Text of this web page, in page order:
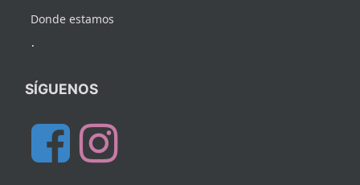
Donde estamos
.
SÍGUENOS